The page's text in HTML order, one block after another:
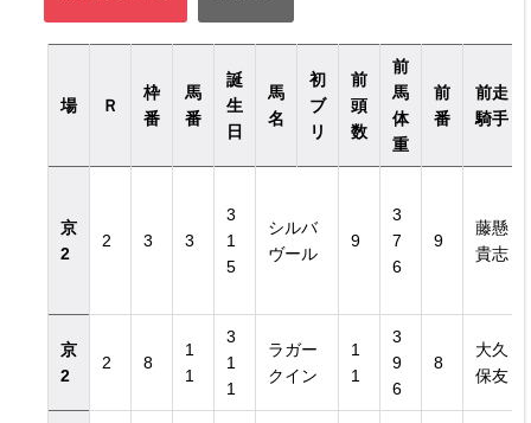
場 Ｒ
枠
番
馬
番
誕
生
日
馬
名
初
ブ
リ
前
頭
数
前
馬
体
重
前
番
前走
騎手
京
2
2 3 3
3
1
5
シルバ
ヴール
9
3
7
6
9
藤懸
貴志
京
2
2 8
1
1
3
1
1
ラガー
クイン
1
1
3
9
6
8
大久
保友